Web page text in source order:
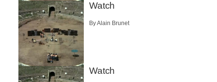
Watch
By Alain Brunet
Watch